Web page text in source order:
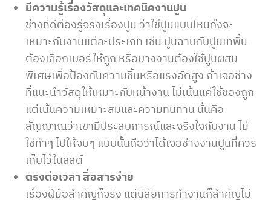
มีความรู้เรื่องวัสดุและเทคนิคงานปูน
ช่างที่ดีต้องรู้จริงเรื่องปูน ว่าใช้ปูนแบบไหนถึงจะ
เหมาะกับงานแต่ละประเภท เช่น ปูนฉาบกับปูนเทพื้น
ต้องเลือกเบอร์ให้ถูก หรือบางงานต้องใช้ปูนผสม
พิเศษเพื่อป้องกันความชื้นหรือแรงอัดสูง ถ้าเจอช่าง
ที่แนะนำวัสดุให้เหมาะกับหน้างาน ไม่เน้นแค่ใช้ของถูก
แต่เน้นความเหมาะสมและความทนทาน นั่นคือ
สัญญาณว่าเขามีประสบการณ์และจริงใจกับงาน ไม่
ใช่ทำๆ ไปให้จบๆ แบบนั้นถือว่าได้เจอช่างงานปูนที่ควร
เก็บไว้ในลิสต์
ตรงต่อเวลา สื่อสารง่าย
เรื่องฝีมือสำคัญก็จริง แต่นิสัยการทำงานก็สำคัญไม่